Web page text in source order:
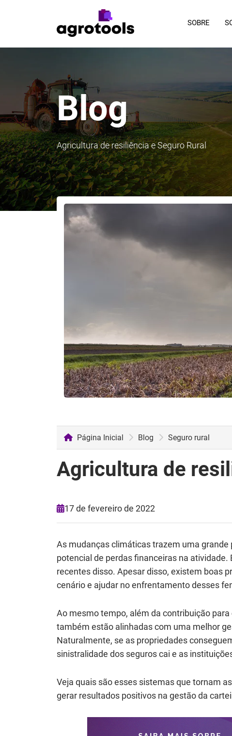
SOBRE
Blog
Agricultura de resiliência e Seguro Rural
Página Inicial Blog Seguro rural
Agricultura de
17 de fevereiro de 2022
As mudanças climáticas trazem uma
potencial de perdas financeiras na atividade.
recentes disso. Apesar disso, existem boas
cenário e ajudar no enfrentamento desses
Ao mesmo tempo, além da contribuição
também estão alinhadas com uma melhor
Naturalmente, se as propriedades
sinistralidade dos seguros cai e as
Veja quais são esses sistemas que tornam
gerar resultados positivos na gestão da